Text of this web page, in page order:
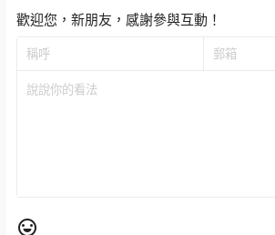
歡迎您，新朋友，感謝參與互動！